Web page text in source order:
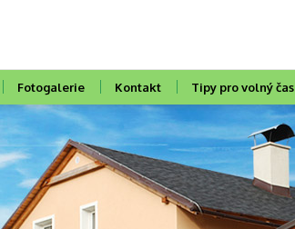
Fotogalerie Kontakt Tipy pro volný čas